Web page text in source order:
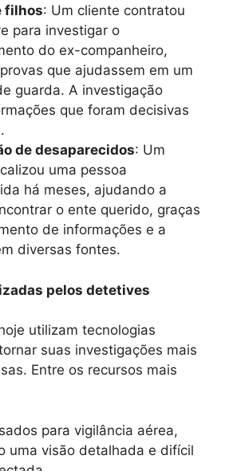
filhos: Um cliente contratou
para investigar o
do ex-companheiro,
que ajudassem em um
guarda. A investigação
que foram decisivas
de desaparecidos: Um
uma pessoa
há meses, ajudando a
o ente querido, graças
de informações e a
diversas fontes.
pelos detetives
utilizam tecnologias
suas investigações mais
Entre os recursos mais
para vigilância aérea,
uma visão detalhada e difícil